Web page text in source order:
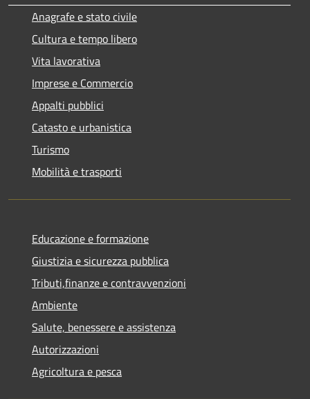
Anagrafe e stato civile
Cultura e tempo libero
Vita lavorativa
Imprese e Commercio
Appalti pubblici
Catasto e urbanistica
Turismo
Mobilità e trasporti
Educazione e formazione
Giustizia e sicurezza pubblica
Tributi,finanze e contravvenzioni
Ambiente
Salute, benessere e assistenza
Autorizzazioni
Agricoltura e pesca